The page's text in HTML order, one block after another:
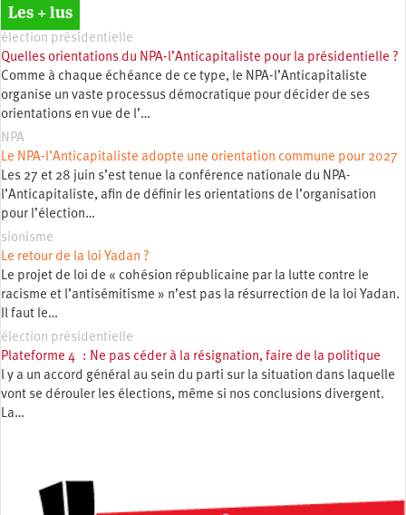
Les + lus
élection présidentielle
Quelles orientations du NPA-l’Anticapitaliste pour la présidentielle ?
Comme à chaque échéance de ce type, le NPA-l’Anticapitaliste
organise un vaste processus démocratique pour décider de ses
orientations en vue de l’…
NPA
Le NPA-l’Anticapitaliste adopte une orientation commune pour 2027
Les 27 et 28 juin s’est tenue la conférence nationale du NPA-
l’Anticapitaliste, afin de définir les orientations de l’organisation
pour l’élection…
sionisme
Le retour de la loi Yadan ?
Le projet de loi de « cohésion républicaine par la lutte contre le
racisme et l’antisémitisme » n’est pas la résurrection de la loi Yadan.
Il faut le…
élection présidentielle
Plateforme 4 : Ne pas céder à la résignation, faire de la politique
l y a un accord général au sein du parti sur la situation dans laquelle
vont se dérouler les élections, même si nos conclusions divergent.
La…